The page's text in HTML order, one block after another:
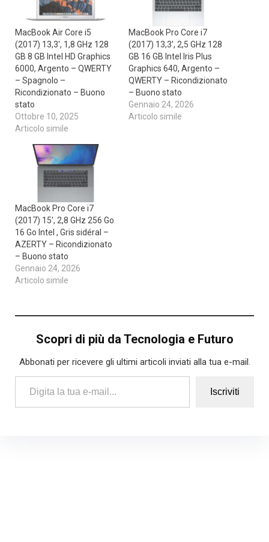
MacBook Air Core i5
(2017) 13,3′, 1,8 GHz 128
GB 8 GB Intel HD Graphics
6000, Argento – QWERTY
– Spagnolo –
Ricondizionato – Buono
stato
Ottobre 10, 2025
Articolo simile
MacBook Pro Core i7
(2017) 13,3′, 2,5 GHz 128
GB 16 GB Intel Iris Plus
Graphics 640, Argento –
QWERTY – Ricondizionato
– Buono stato
Gennaio 24, 2026
Articolo simile
MacBook Pro Core i7
(2017) 15′, 2,8 GHz 256 Go
16 Go Intel , Gris sidéral –
AZERTY – Ricondizionato
– Buono stato
Gennaio 24, 2026
Articolo simile
Scopri di più da Tecnologia e Futuro
Abbonati per ricevere gli ultimi articoli inviati alla tua e-mail.
Digita la tua e-mail...
Iscriviti